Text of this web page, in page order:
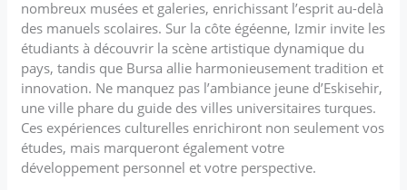
nombreux musées et galeries, enrichissant l’esprit au-delà
des manuels scolaires. Sur la côte égéenne, Izmir invite les
étudiants à découvrir la scène artistique dynamique du
pays, tandis que Bursa allie harmonieusement tradition et
innovation. Ne manquez pas l’ambiance jeune d’Eskisehir,
une ville phare du guide des villes universitaires turques.
Ces expériences culturelles enrichiront non seulement vos
études, mais marqueront également votre
développement personnel et votre perspective.